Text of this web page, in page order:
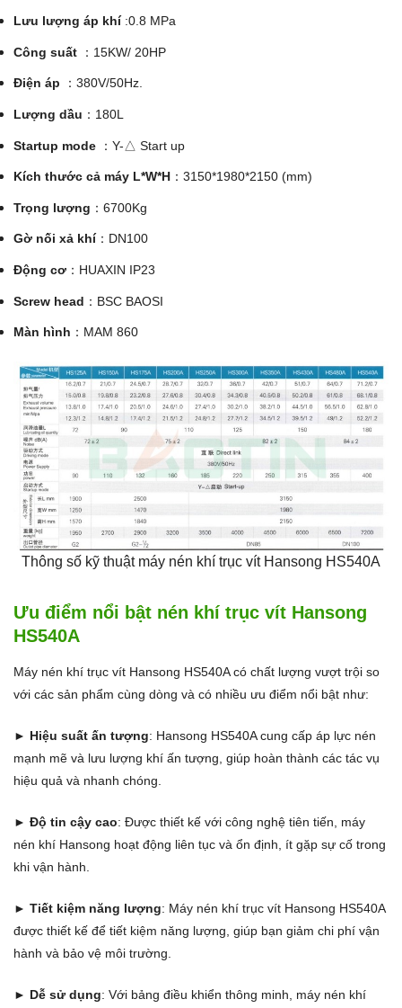
Lưu lượng áp khí:0.8 MPa
Công suất ：15KW/ 20HP
Điện áp ：380V/50Hz.
Lượng dầu ：180L
Startup mode ：Y-△ Start up
Kích thước cả máy L*W*H ：3150*1980*2150 (mm)
Trọng lượng ：6700Kg
Gờ nối xả khí：DN100
Động cơ ：HUAXIN IP23
Screw head ：BSC BAOSI
Màn hình ：MAM 860
Thông số kỹ thuật máy nén khí trục vít Hansong HS540A
Ưu điểm nổi bật nén khí trục vít Hansong
HS540A
Máy nén khí trục vít Hansong HS540A có chất lượng vượt trội so
với các sản phẩm cùng dòng và có nhiều ưu điểm nổi bật như:
► Hiệu suất ấn tượng: Hansong HS540A cung cấp áp lực nén
mạnh mẽ và lưu lượng khí ấn tượng, giúp hoàn thành các tác vụ
hiệu quả và nhanh chóng.
► Độ tin cậy cao: Được thiết kế với công nghệ tiên tiến, máy
nén khí Hansong hoạt động liên tục và ổn định, ít gặp sự cố trong
khi vận hành.
► Tiết kiệm năng lượng: Máy nén khí trục vít Hansong HS540A
được thiết kế để tiết kiệm năng lượng, giúp bạn giảm chi phí vận
hành và bảo vệ môi trường.
► Dễ sử dụng: Với bảng điều khiển thông minh, máy nén khí